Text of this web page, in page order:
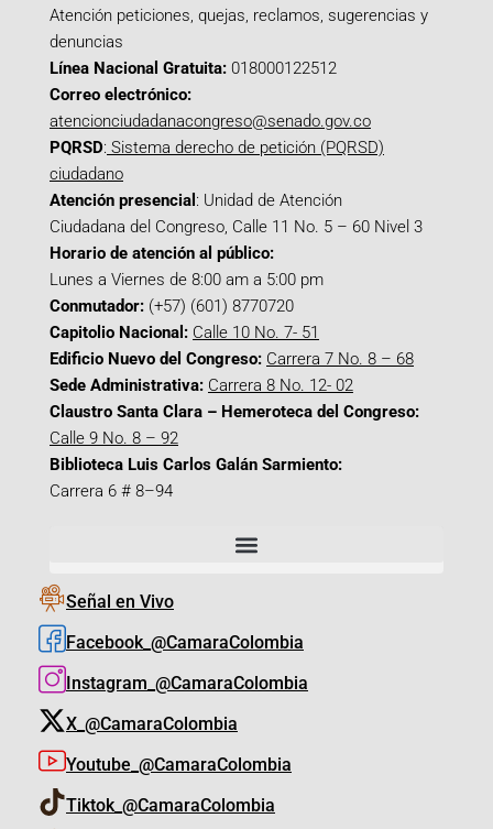
Atención peticiones, quejas, reclamos, sugerencias y
denuncias
Línea Nacional Gratuita: 018000122512
Correo electrónico:
atencionciudadanacongreso@senado.gov.co
PQRSD: Sistema derecho de petición (PQRSD)
ciudadano
Atención presencial : Unidad de Atención
Ciudadana del Congreso, Calle 11 No. 5 – 60 Nivel 3
Horario de atención al público:
Lunes a Viernes de 8:00 am a 5:00 pm
Conmutador: (+57) (601) 8770720
Capitolio Nacional: Calle 10 No. 7- 51
Edificio Nuevo del Congreso: Carrera 7 No. 8 – 68
Sede Administrativa: Carrera 8 No. 12- 02
Claustro Santa Clara – Hemeroteca del Congreso:
Calle 9 No. 8 – 92
Biblioteca Luis Carlos Galán Sarmiento:
Carrera 6 # 8–94
Señal en Vivo
Facebook_@CamaraColombia
Instagram_@CamaraColombia
X_@CamaraColombia
Youtube_@CamaraColombia
Tiktok_@CamaraColombia